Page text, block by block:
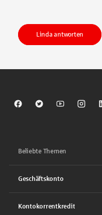
Linda antworten
Sparkasse auf Facebook
Sparkasse auf
Sparkasse auf
Beliebte Themen
Geschäftskonto
Kontokorrentkredit